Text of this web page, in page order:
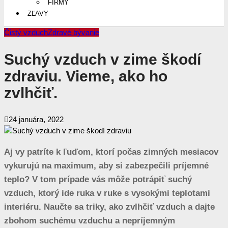
FIRMY
ZĽAVY
Čistý vzduchZdravé bývanie
Suchý vzduch v zime škodí
zdraviu. Vieme, ako ho
zvlhčiť.
24 januára, 2022
Aj vy patríte k ľuďom, ktorí počas zimných mesiacov
vykurujú na maximum, aby si zabezpečili príjemné
teplo? V tom prípade vás môže potrápiť suchý
vzduch, ktorý ide ruka v ruke s vysokými teplotami
interiéru. Naučte sa triky, ako zvlhčiť vzduch a dajte
zbohom suchému vzduchu a nepríjemným